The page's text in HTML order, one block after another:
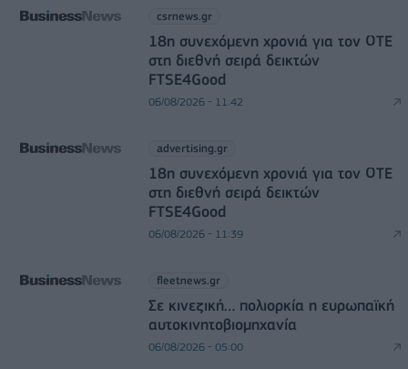
csrnews.gr
18η συνεχόμενη χρονιά για τον ΟΤΕ
στη διεθνή σειρά δεικτών
FTSE4Good
06/08/2026 - 11:42
advertising.gr
18η συνεχόμενη χρονιά για τον ΟΤΕ
στη διεθνή σειρά δεικτών
FTSE4Good
06/08/2026 - 11:39
fleetnews.gr
Σε κινεζική… πολιορκία η ευρωπαϊκή
αυτοκινητοβιομηχανία
06/08/2026 - 05:00